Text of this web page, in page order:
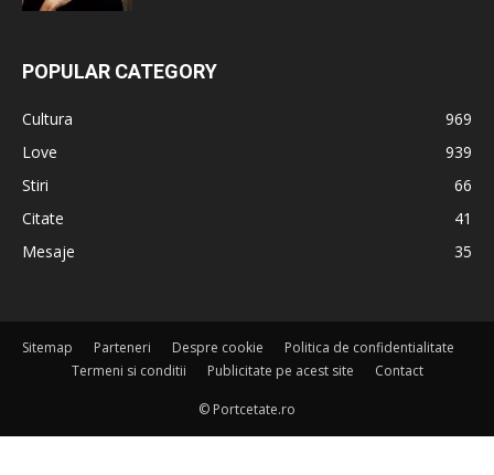
POPULAR CATEGORY
Cultura
969
Love
939
Stiri
66
Citate
41
Mesaje
35
Sitemap Parteneri Despre cookie
Politica de confidentialitate
Termeni si conditii
Publicitate pe acest site Contact
© Portcetate.ro